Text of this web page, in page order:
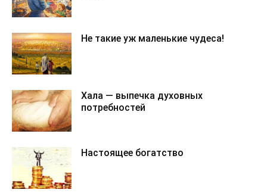
Не такие уж маленькие чудеса!
Хала — выпечка духовных
потребностей
Настоящее богатство